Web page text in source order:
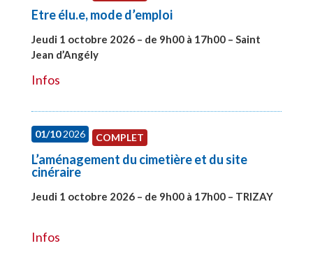
Etre élu.e, mode d’emploi
Jeudi 1 octobre 2026 – de 9h00 à 17h00 – Saint
Jean d’Angély
Infos
01/102026 COMPLET
L’aménagement du cimetière et du site
cinéraire
Jeudi 1 octobre 2026 – de 9h00 à 17h00 – TRIZAY
Infos